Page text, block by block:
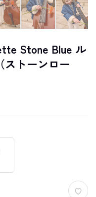
Stone Blue ル
ストーンロー